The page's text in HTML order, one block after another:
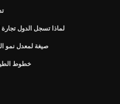
لماذا تسجل الدول
صيغة لمعدل نمو
خطوط